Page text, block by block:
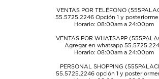
VENTAS POR TELÉFONO
55.5725.2246Opción 1 y
Horario: 08:00am a 24:00pm
VENTAS POR WHATSAPP
Agregar en whatsapp
Horario: 08:00am a 24:00pm
PERSONAL SHOPPING
55.5725.2246opción 1 y